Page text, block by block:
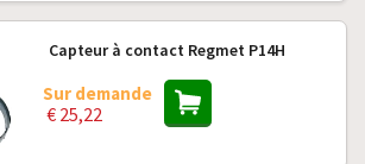
Capteur à contact Regmet P14H
Sur demande
€ 25,22